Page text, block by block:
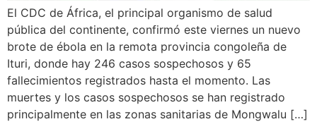
El CDC de África, el principal organismo de salud
pública del continente, confirmó este viernes un nuevo
brote de ébola en la remota provincia congoleña de
Ituri, donde hay 246 casos sospechosos y 65
fallecimientos registrados hasta el momento. Las
muertes y los casos sospechosos se han registrado
principalmente en las zonas sanitarias de Mongwalu […]